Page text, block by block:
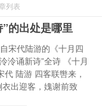
列表
的出处是哪里
宋代陆游的《十月四
泠诵新诗”全诗 《十月
代 陆游 四客联辔来，
出迎客，媿谢前致